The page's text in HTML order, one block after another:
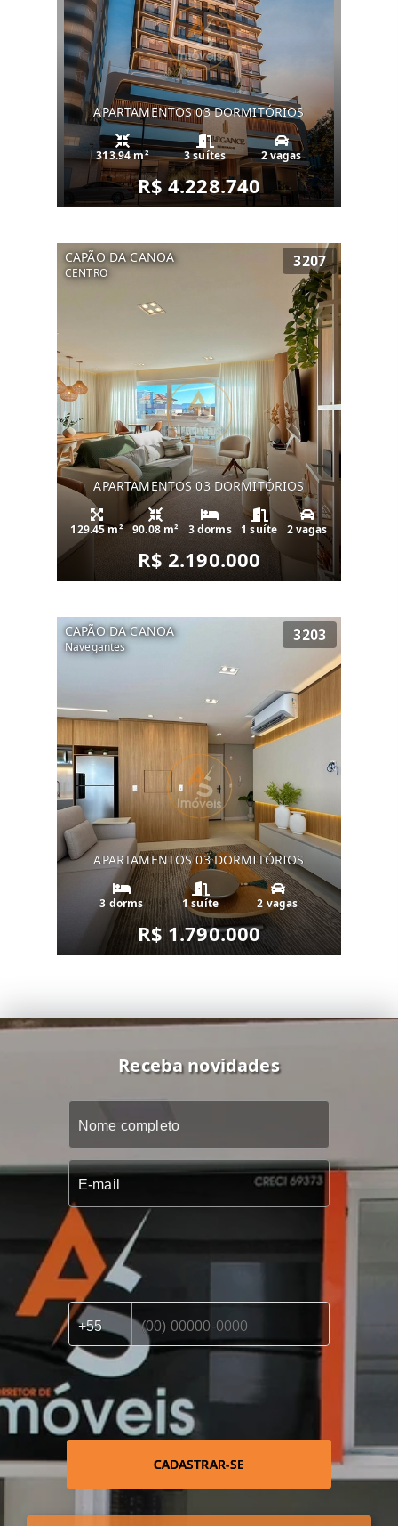
APARTAMENTOS 03 DORMITÓRIOS
313.94 m² 3 suítes 2 vagas
R$ 4.228.740
CAPÃO DA CANOA
CENTRO
3207
APARTAMENTOS 03 DORMITÓRIOS
129.45 m² 90.08 m² 3 dorms 1 suíte 2 vagas
R$ 2.190.000
CAPÃO DA CANOA
Navegantes
3203
APARTAMENTOS 03 DORMITÓRIOS
3 dorms 1 suíte 2 vagas
R$ 1.790.000
Receba novidades
CADASTRAR-SE